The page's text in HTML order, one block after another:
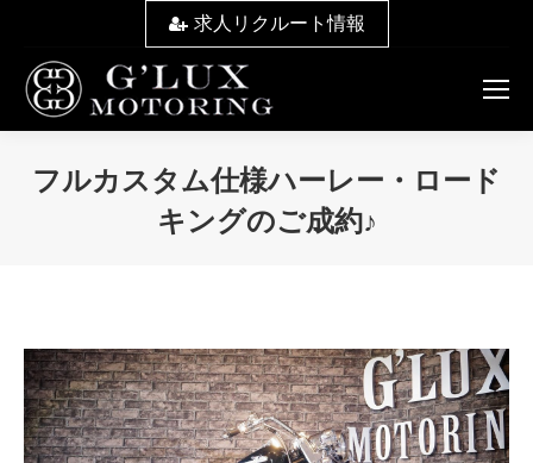
求人リクルート情報
フルカスタム仕様ハーレー・ロード
キングのご成約♪